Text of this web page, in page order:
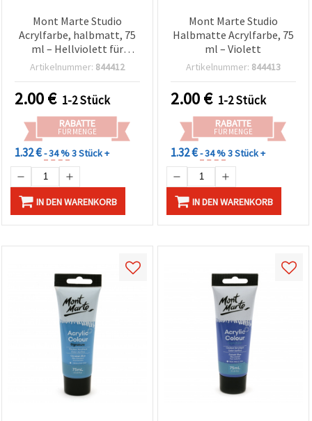
Mont Marte Studio
Acrylfarbe, halbmatt, 75
ml – Hellviolett für
Hobby & Basteln
Artikelnummer: 844412
2.00€ 1-2 Stück
RABATTE
FÜR MENGE
1.32 €- 34 %3 Stück +
IN DEN WARENKORB
Mont Marte Studio
Halbmatte Acrylfarbe, 75
ml – Violett
Artikelnummer: 844413
2.00€ 1-2 Stück
RABATTE
FÜR MENGE
1.32 €- 34 %3 Stück +
IN DEN WARENKORB